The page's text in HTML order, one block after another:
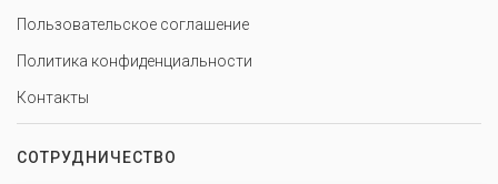
Пользовательское соглашение
Политика конфиденциальности
Контакты
СОТРУДНИЧЕСТВО